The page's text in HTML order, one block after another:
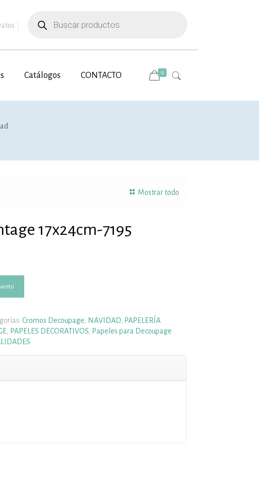
productos
Catálogos CONTACTO 0
Mostrar todo
17x24cm-7195
Cromos Decoupage NAVIDAD,
PAPELERÍA
, PAPELES DECORATIVOS,
Papeles para Decoupage